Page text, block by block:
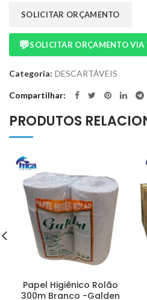
SOLICITAR ORÇAMENTO
💬SOLICITAR ORÇAMENTO VIA
Categoria: DESCARTÁVEIS
Compartilhar
PRODUTOS
Papel Higiênico Rolão
300m Branco -Galden